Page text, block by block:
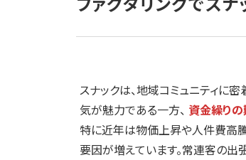
スナックは、地域コミュニティに
気が魅力である一方、 資金繰りの
特に近年は物価上昇や人件費高
要因が増えています。常連客の出